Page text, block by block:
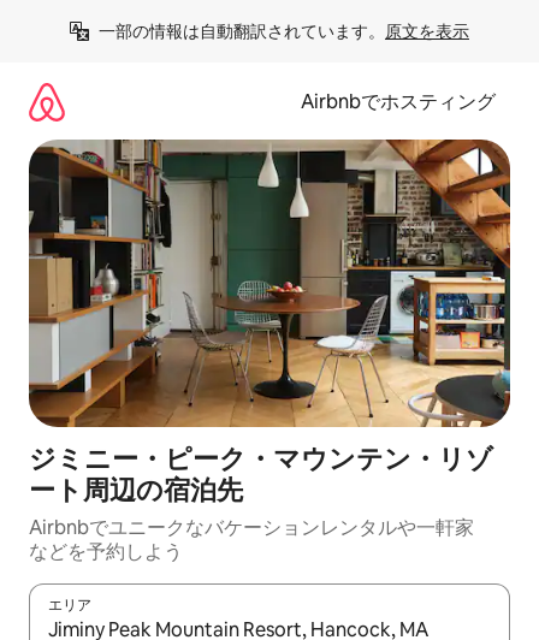
一部の情報は自動翻訳されています。 原文を表示
Airbnbでホスティング
ジミニー・ピーク・マウンテン・リゾ
ート⁠周⁠辺⁠の宿⁠泊⁠先
Airbnbでユニークなバ⁠ケ⁠ー⁠シ⁠ョ⁠ンレ⁠ン⁠タ⁠ルや一⁠軒⁠家
な⁠ど⁠を予⁠約⁠し⁠よ⁠う
エリア
検索結果が表示されたら、上下の矢印キーを使って移動するか